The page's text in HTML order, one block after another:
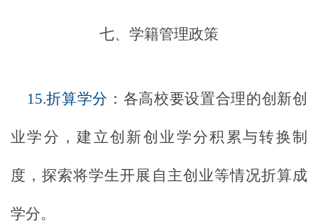
七、学籍管理政策
15.折算学分： 各高校要设置合理的创新创
业学分，建立创新创业学分积累与转换制
度，探索将学生开展自主创业等情况折算成
学分。